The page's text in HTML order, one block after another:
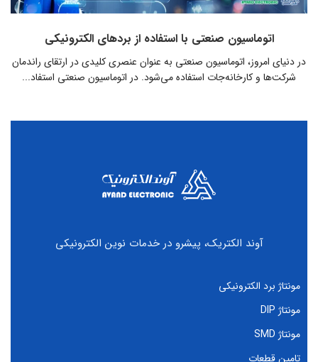
اتوماسیون صنعتی با استفاده از برد‌های الکترونیکی
در دنیای امروز، اتوماسیون صنعتی به عنوان عنصری کلیدی در ارتقای راندمان
شرکت‌ها و کارخانه‌جات استفاده می‌شود‌. در اتوماسیون صنعتی استفاد...
آوند الکتریک، پیشرو در خدمات نوین الکترونیکی
مونتاژ برد الکترونیکی
مونتاژ DIP
مونتاژ SMD
تامین قطعات